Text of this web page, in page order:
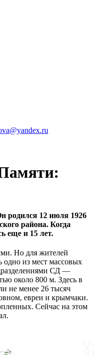
родился 12 июля 1926
района. Когда
еще и 15 лет.
Но для жителей
одно из мест массовых
СД —
около 800 м. Здесь в
не менее 26 тысяч
евреи и крымчаки.
Сейчас на этом